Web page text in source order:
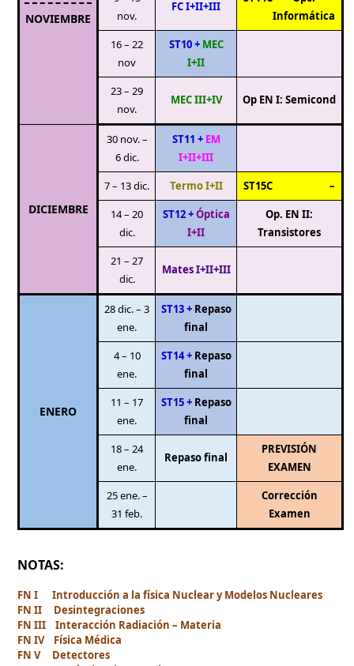
NOVIEMBRE
nov.
FC I+II+III
Informática
16 – 22
nov
ST10 + MEC
I+II
23 – 29
nov.
MEC III+IV Op EN I: Semicond
DICIEMBRE
30 nov. –
6 dic.
ST11 + EM
I+II+III
7 – 13 dic.
Termo I+II ST15C
–
14 – 20
dic.
ST12 +Óptica
I+II
Op. EN II:
Transistores
21 – 27
dic.
Mates I+II+III
ENERO
28 dic. – 3
ene.
ST13 + Repaso
final
4 – 10
ene.
ST14 + Repaso
final
11 – 17
ene.
ST15 + Repaso
final
18 – 24
ene.
Repaso final
PREVISIÓN
EXAMEN
25 ene. –
31 feb.
Corrección
Examen
NOTAS:
FN I Introducción a la física Nuclear y Modelos Nucleares
FN II Desintegraciones
FN III Interacción Radiación – Materia
FN IV Física Médica
FN V Detectores